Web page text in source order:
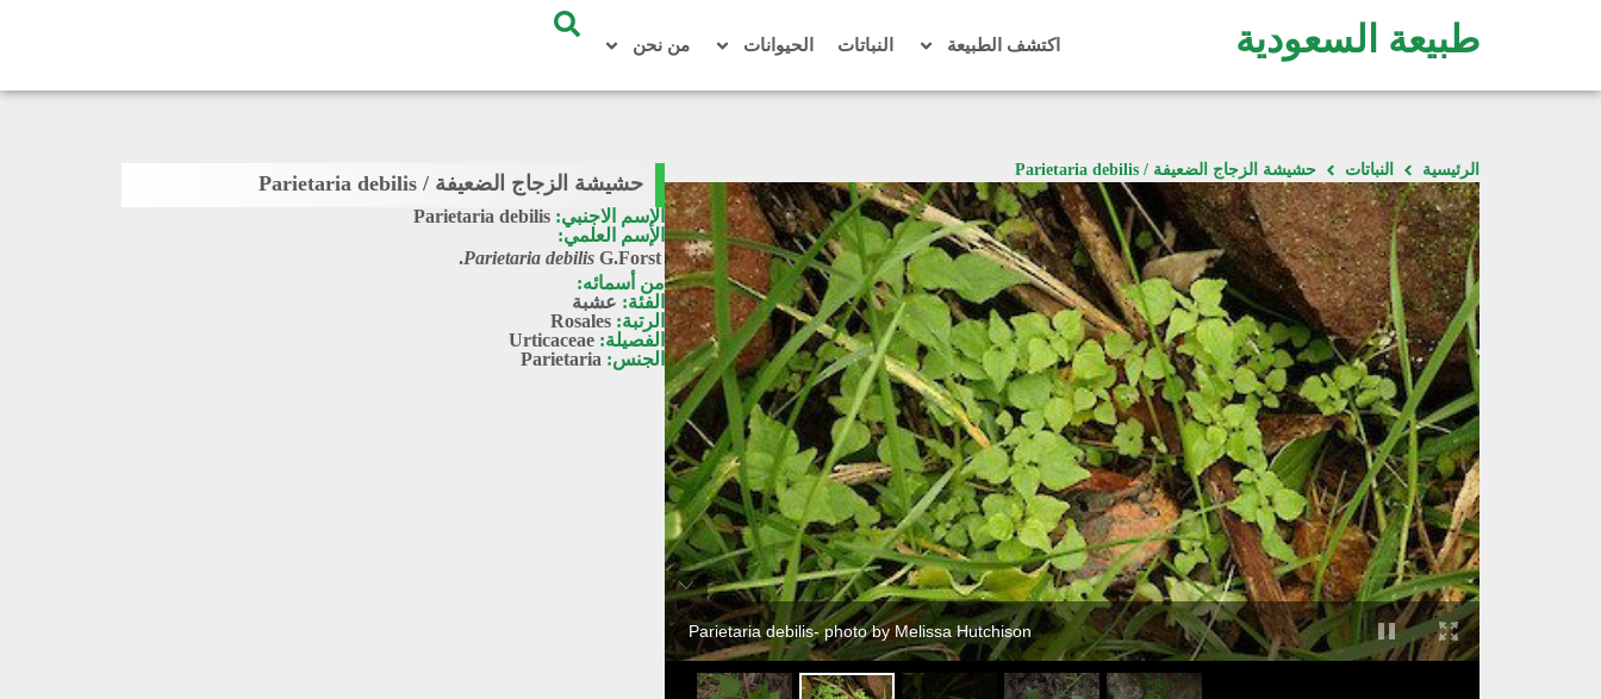
طبيعة السعودية اكتشف الطبيعة النباتات الحيوانات من نحن
الرئيسية النباتات حشيشة الزجاج الضعيفة / Parietaria debilis
Parietaria debilis- photo by Melissa Hutchison
حشيشة الزجاج الضعيفة / Parietaria debilis
الإسم الاجنبي: Parietaria debilis
الإسم العلمي:
Parietaria debilis G.Forst.
من أسمائه:
الفئة: عشبة
الرتبة: Rosales
الفصيلة: Urticaceae
الجنس: Parietaria